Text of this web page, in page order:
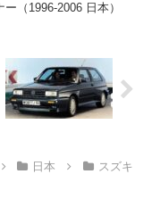
（1996-2006 日本）
日本 スズキ